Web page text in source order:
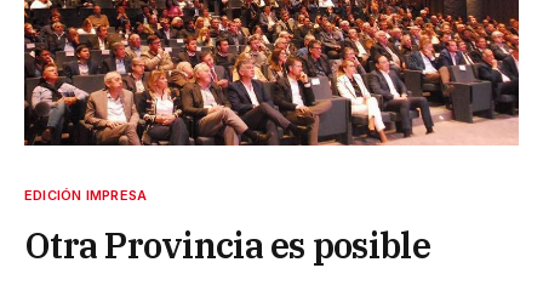
EDICIÓN IMPRESA
Otra Provincia es posible